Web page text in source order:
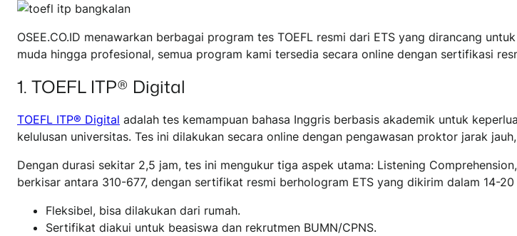
OSEE.CO.ID menawarkan berbagai program tes TOEFL resmi dari ETS yang dirancang
muda hingga profesional, semua program kami tersedia secara online dengan sertifikasi
1. TOEFL ITP® Digital
TOEFL ITP® Digital adalah tes kemampuan bahasa Inggris berbasis akademik untuk
kelulusan universitas. Tes ini dilakukan secara online dengan pengawasan proktor jarak
Dengan durasi sekitar 2,5 jam, tes ini mengukur tiga aspek utama: Listening
berkisar antara 310-677, dengan sertifikat resmi berhologram ETS yang dikirim dalam 14-20
Fleksibel, bisa dilakukan dari rumah.
Sertifikat diakui untuk beasiswa dan rekrutmen BUMN/CPNS.